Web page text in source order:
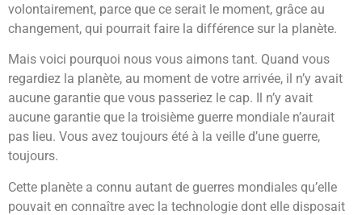
volontairement, parce que ce serait le moment, grâce au
changement, qui pourrait faire la différence sur la planète.
Mais voici pourquoi nous vous aimons tant. Quand vous
regardiez la planète, au moment de votre arrivée, il n’y avait
aucune garantie que vous passeriez le cap. Il n’y avait
aucune garantie que la troisième guerre mondiale n’aurait
pas lieu. Vous avez toujours été à la veille d’une guerre,
toujours.
Cette planète a connu autant de guerres mondiales qu’elle
pouvait en connaître avec la technologie dont elle disposait